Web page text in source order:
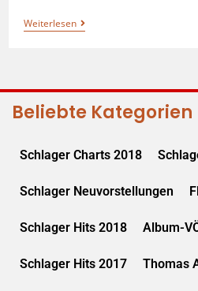
Weiterlesen
Beliebte Kategorien
Schlager Charts 2018
Schlager Neuvorstellungen
Schlager Hits 2018 Album-
Schlager Hits 2017 Thomas